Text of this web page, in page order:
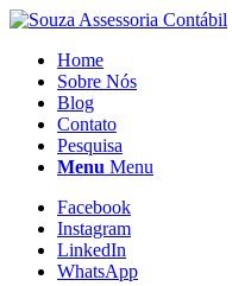
Home
Sobre Nós
Blog
Contato
Pesquisa
Menu Menu
Facebook
Instagram
LinkedIn
WhatsApp